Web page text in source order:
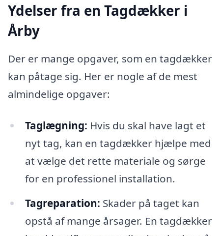
Ydelser fra en Tagdækker i
Årby
Der er mange opgaver, som en tagdækker
kan påtage sig. Her er nogle af de mest
almindelige opgaver:
Taglægning: Hvis du skal have lagt et
nyt tag, kan en tagdækker hjælpe med
at vælge det rette materiale og sørge
for en professionel installation.
Tagreparation: Skader på taget kan
opstå af mange årsager. En tagdækker